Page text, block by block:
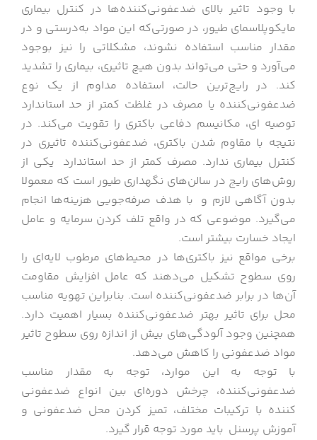
با وجود تاثیر بالای ضدعفونی‌کننده‌ها در کنترل بیماری
مایکوپلاسمای طیور، در صورتی‌که این مواد به‌درستی و در
مقدار مناسب استفاده نشوند، مشکلاتی را نیز بوجود
می‌آورد و حتی می‌تواند بدون هیچ تاثیری، بیماری را تشدید
کند. در رایج‌ترین حالت، استفاده مداوم از یک نوع
ضدعفونی‌کننده یا مصرف در غلظت کمتر از حد استاندارد
توصیه ای، مکانیسم دفاعی باکتری را تقویت می‌کند. در
نتیجه با مقاوم شدن باکتری، ضدعفونی‌کننده تاثیری در
کنترل بیماری ندارد. مصرف کمتر از حد استاندارد یکی از
روش‌های رایج در سالن‌های نگهداری طیور است که معمولا
بدون آگاهی لازم و با هدف صرفه‌جویی هزینه‌ها انجام
می‌گیرد. موضوعی که در واقع تلف کردن سرمایه و عامل
ایجاد خسارت بیشتر است.
برخی مواقع نیز باکتری‌ها در محیط‌های مرطوب لایه‌ای را
روی سطوح تشکیل می‌دهند که عامل افزایش مقاومت
آن‌ها در برابر ضدعفونی‌کننده است. بنابراین تهویه مناسب
محل برای تاثیر بهتر ضدعفونی‌کننده بسیار اهمیت دارد.
همچنین وجود آلودگی‌های بیش از اندازه روی سطوح تاثیر
مواد ضدعفونی را کاهش می‌دهد.
با توجه به این موارد، توجه به مقدار مناسب
ضدعفونی‌کننده، چرخش دوره‌ای بین انواع ضدعفونی‌
کننده با ترکیبات مختلف، تمیز کردن محل ضدعفونی و
آموزش پرسنل باید مورد توجه قرار گیرد.